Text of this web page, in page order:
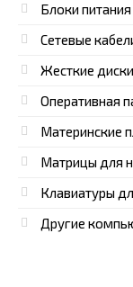
Блоки
Сетевые
Жесткие диски
Оперативная
Материнские
Матрицы для
Клавиатуры
Другие